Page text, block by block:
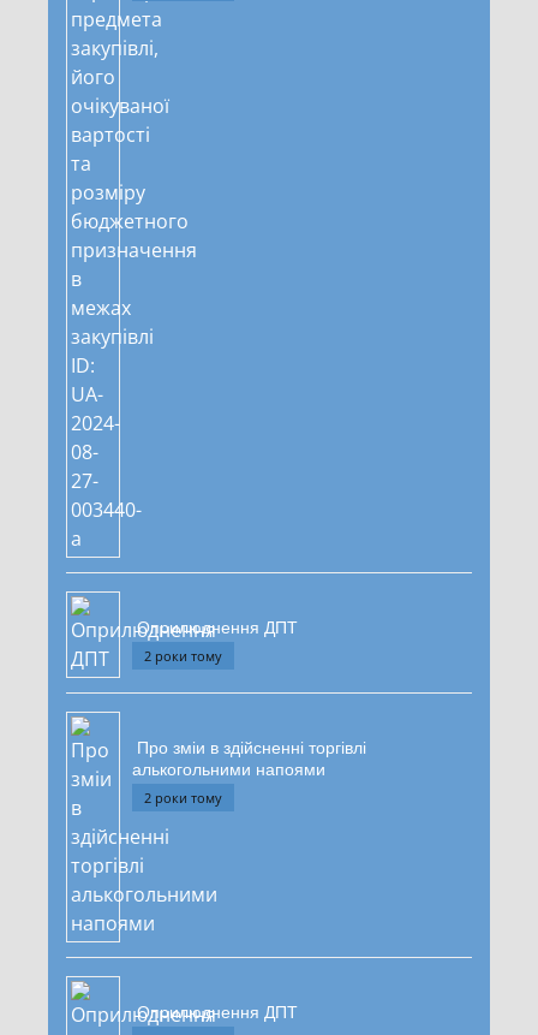
Оприлюднення ДПТ
2 роки тому
Про зміи в здійсненні торгівлі
алькогольними напоями
2 роки тому
Оприлюднення ДПТ